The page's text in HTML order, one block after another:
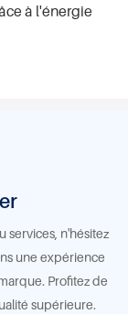
à l'énergie
services, n'hésitez
une expérience
Profitez de
supérieure.